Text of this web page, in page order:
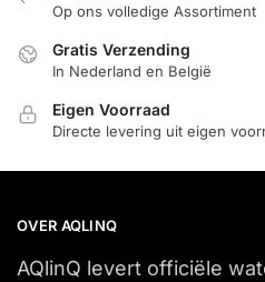
Op ons volledige Assortiment
Gratis Verzending
In Nederland en België
Eigen Voorraad
Directe levering uit eigen
OVER AQLINQ
AQlinQ levert officiële